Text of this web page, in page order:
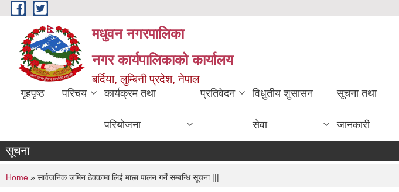
Skip to main content
मधुवन नगरपालिका
नगर कार्यपालिकाको कार्यालय
बर्दिया, लुम्बिनी प्रदेश, नेपाल
गृहपृष्ठ परिचय कार्यक्रम तथा
परियोजना
प्रतिवेदन विधुतीय शुसासन
सेवा
सूचना तथा
जानकारी
सूचना
You are here
Home » सार्वजनिक जमिन ठेक्कामा लिई माछा पालन गर्ने सम्बन्धि सूचना |||